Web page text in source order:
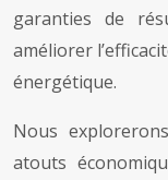
garanties de
améliorer
énergétique.
Nous
atouts